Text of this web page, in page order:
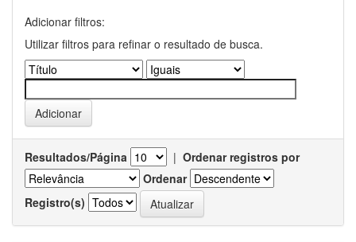
Adicionar filtros:
Utilizar filtros para refinar o resultado de busca.
Resultados/Página | Ordenar registros por
Ordenar
Registro(s)